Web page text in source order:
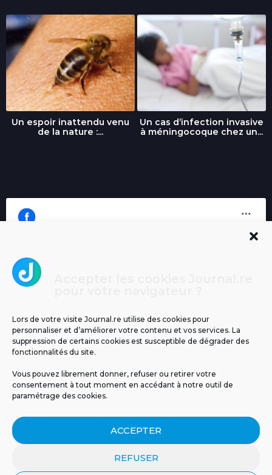
Lors de votre visite Journal.re utilise des cookies pour
personnaliser et d’améliorer votre contenu et vos services. La
suppression de certains cookies est susceptible de dégrader des
fonctionnalités du site.
Vous pouvez librement donner, refuser ou retirer votre
consentement à tout moment en accédant à notre outil de
paramétrage des cookies.
ACCEPTER
REFUSER
Un espoir inattendu venu
de la nature :...
Un cas d’infection invasive
à méningocoque chez un...
MENTIONS LÉGALES PUBLICITÉ
BLOG
NOS ÉMISSIONS
POLITIQUE DE CONFIDENTIALITÉ
CONTACT